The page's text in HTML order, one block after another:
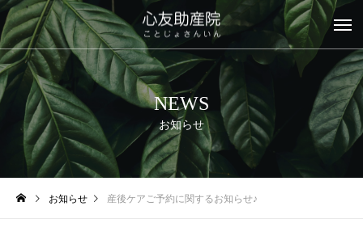
NEWS
お知らせ
お知らせ 産後ケアご予約に関するお知らせ♪